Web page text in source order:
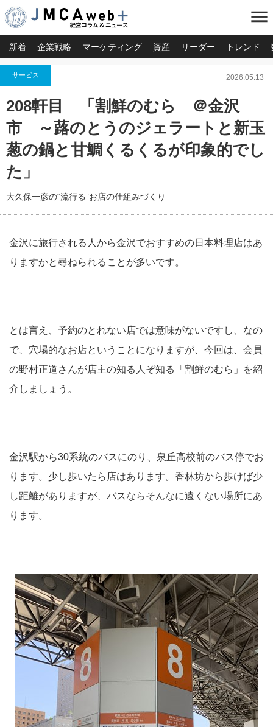
menu
新着 企業戦略 マーケティング 資産 リーダー トレンド
サービス 2026.05.13
208軒目 「割鮮のむら ＠金沢
市 ～蕗のとうのジェラートと新玉
葱の鍋と甘鯛くるくるが印象的でし
た」
大久保一彦の“流行る”お店の仕組みづくり
金沢に旅行される人から金沢でおすすめの日本料理店はあ
りますかと尋ねられることが多いです。
とは言え、予約のとれない店では意味がないですし、なの
で、穴場的なお店ということになりますが、今回は、会員
の野村正道さんが店主の知る人ぞ知る「割鮮のむら」を紹
介しましょう。
金沢駅から30系統のバスにのり、泉丘高校前のバス停でお
ります。少し歩いたら店はあります。香林坊から歩けば少
し距離がありますが、バスならそんなに遠くない場所にあ
ります。